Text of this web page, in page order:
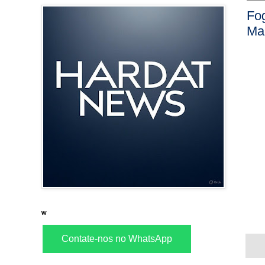
w
Contate-nos no WhatsApp